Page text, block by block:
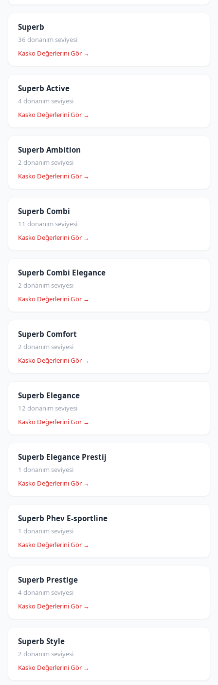
Superb
36 donanım seviyesi
Kasko Değerlerini Gör →
Superb Active
4 donanım seviyesi
Kasko Değerlerini Gör →
Superb Ambition
2 donanım seviyesi
Kasko Değerlerini Gör →
Superb Combi
11 donanım seviyesi
Kasko Değerlerini Gör →
Superb Combi Elegance
2 donanım seviyesi
Kasko Değerlerini Gör →
Superb Comfort
2 donanım seviyesi
Kasko Değerlerini Gör →
Superb Elegance
12 donanım seviyesi
Kasko Değerlerini Gör →
Superb Elegance Prestij
1 donanım seviyesi
Kasko Değerlerini Gör →
Superb Phev E-sportline
1 donanım seviyesi
Kasko Değerlerini Gör →
Superb Prestige
4 donanım seviyesi
Kasko Değerlerini Gör →
Superb Style
2 donanım seviyesi
Kasko Değerlerini Gör →